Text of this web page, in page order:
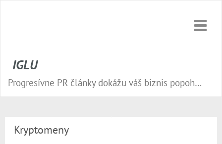
Toggle
IGLU
Progresívne PR články dokážu váš biznis popohnať vesmírnou rýchlosťou vpred. Nepremeškajte tú správnu príležitosť a publikujte na našom webe.
Kryptomeny